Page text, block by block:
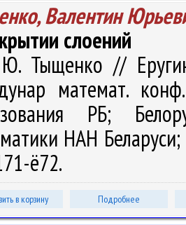
Валентин
слоений
Тыщенко //
математ.
РБ;
НАН
ё72.
в корзину Подробнее